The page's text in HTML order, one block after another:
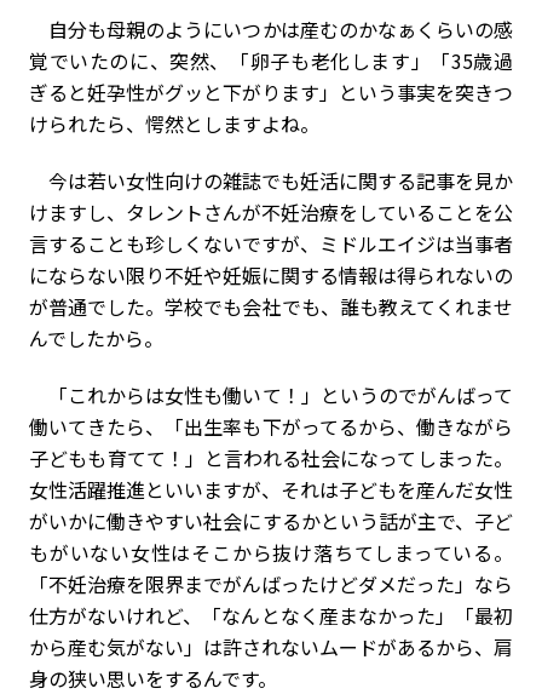
自分も母親のようにいつかは産むのかなぁくらいの感
覚でいたのに、突然、「卵子も老化します」「35歳過
ぎると妊孕性がグッと下がります」という事実を突きつ
けられたら、愕然としますよね。
今は若い女性向けの雑誌でも妊活に関する記事を見か
けますし、タレントさんが不妊治療をしていることを公
言することも珍しくないですが、ミドルエイジは当事者
にならない限り不妊や妊娠に関する情報は得られないの
が普通でした。学校でも会社でも、誰も教えてくれませ
んでしたから。
「これからは女性も働いて！」というのでがんばって
働いてきたら、「出生率も下がってるから、働きながら
子どもも育てて！」と言われる社会になってしまった。
女性活躍推進といいますが、それは子どもを産んだ女性
がいかに働きやすい社会にするかという話が主で、子ど
もがいない女性はそこから抜け落ちてしまっている。
「不妊治療を限界までがんばったけどダメだった」なら
仕方がないけれど、「なんとなく産まなかった」「最初
から産む気がない」は許されないムードがあるから、肩
身の狭い思いをするんです。